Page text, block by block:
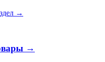
→
→